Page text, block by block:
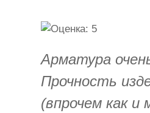
Арматура
Прочность
(впрочем как